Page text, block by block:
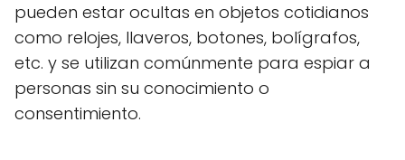
pueden estar ocultas en objetos cotidianos
como relojes, llaveros, botones, bolígrafos,
etc. y se utilizan comúnmente para espiar a
personas sin su conocimiento o
consentimiento.